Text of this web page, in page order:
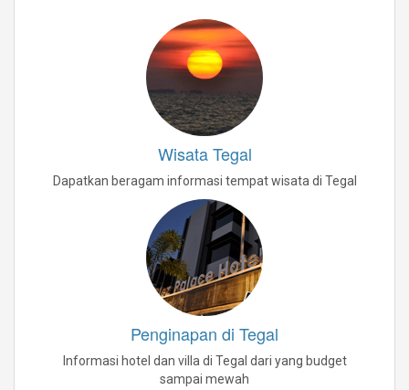
Wisata Tegal
Dapatkan beragam informasi tempat wisata di Tegal
Penginapan di Tegal
Informasi hotel dan villa di Tegal dari yang budget
sampai mewah